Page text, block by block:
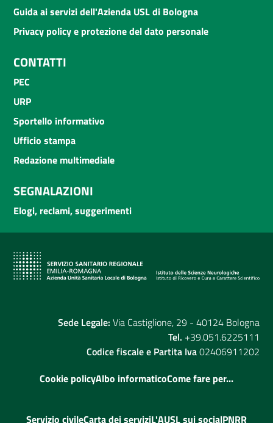
Guida ai servizi dell'Azienda USL di Bologna
Privacy policy e protezione del dato personale
CONTATTI
PEC
URP
Sportello informativo
Ufficio stampa
Redazione multimediale
SEGNALAZIONI
Elogi, reclami, suggerimenti
Sede Legale: Via Castiglione, 29 - 40124 Bologna
Tel. +39.051.6225111
Codice fiscale e Partita Iva02406911202
Cookie policyAlbo informaticoCome fare per...
Servizio civileCarta dei serviziL'AUSL sui socialPNRR